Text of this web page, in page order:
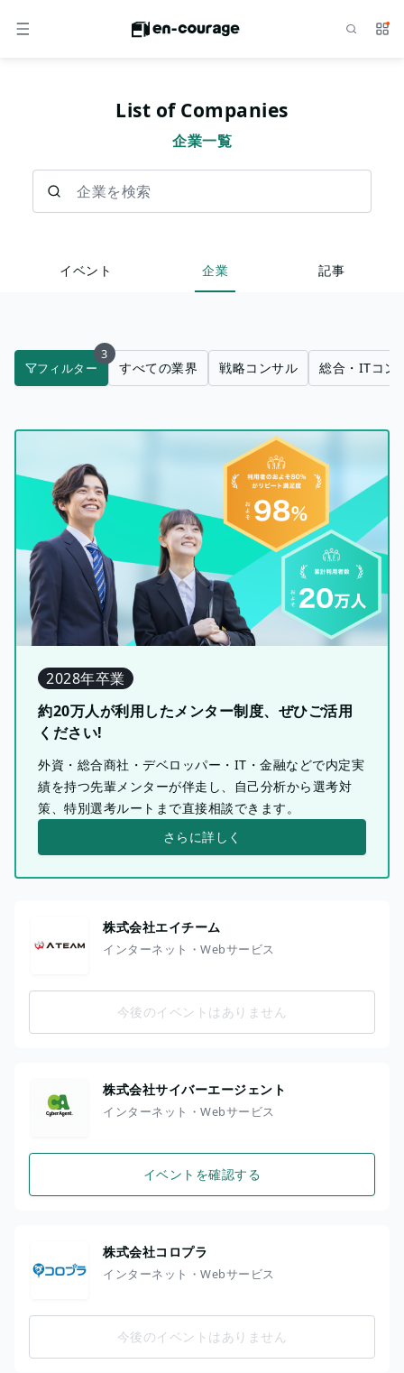
メニュー サ
List of Companies
企業一覧
イベント 企業 記事
フィルター
3
すべての業界 戦略コンサル 総合・ITコン
2028年卒業
約20万人が利用したメンター制度、ぜひご活用
ください!
外資・総合商社・デベロッパー・IT・金融などで内定実
績を持つ先輩メンターが伴走し、自己分析から選考対
策、特別選考ルートまで直接相談できます。
さらに詳しく
株式会社エイチーム
インターネット・Webサービス
今後のイベントはありません
株式会社サイバーエージェント
インターネット・Webサービス
イベントを確認する
株式会社コロプラ
インターネット・Webサービス
今後のイベントはありません